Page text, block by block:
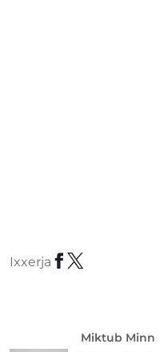
Ixxerja
Miktub Minn